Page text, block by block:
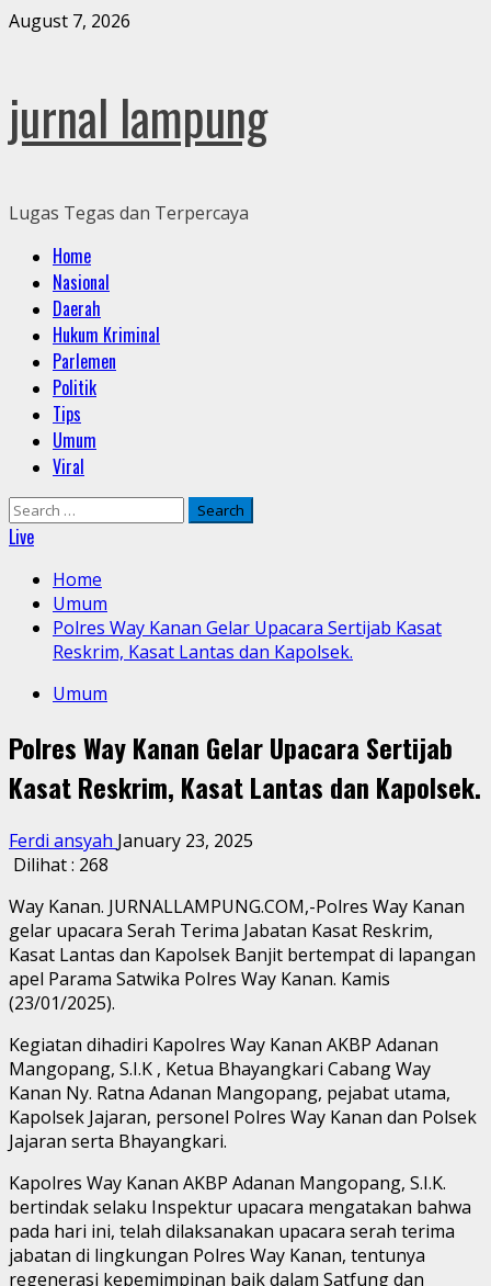
Skip
August 7, 2026
jurnal lampung
Lugas Tegas dan Terpercaya
Primary
Menu
Home
Nasional
Daerah
Hukum Kriminal
Parlemen
Politik
Tips
Umum
Viral
Search
for:
Live
Home
Umum
Polres Way Kanan Gelar Upacara Sertijab Kasat
Reskrim, Kasat Lantas dan Kapolsek.
Umum
Polres Way Kanan Gelar Upacara Sertijab
Kasat Reskrim, Kasat Lantas dan Kapolsek.
Ferdi ansyah January 23, 2025
Dilihat : 268
Way Kanan. JURNALLAMPUNG.COM,-Polres Way Kanan
gelar upacara Serah Terima Jabatan Kasat Reskrim,
Kasat Lantas dan Kapolsek Banjit bertempat di lapangan
apel Parama Satwika Polres Way Kanan. Kamis
(23/01/2025).
Kegiatan dihadiri Kapolres Way Kanan AKBP Adanan
Mangopang, S.I.K , Ketua Bhayangkari Cabang Way
Kanan Ny. Ratna Adanan Mangopang, pejabat utama,
Kapolsek Jajaran, personel Polres Way Kanan dan Polsek
Jajaran serta Bhayangkari.
Kapolres Way Kanan AKBP Adanan Mangopang, S.I.K.
bertindak selaku Inspektur upacara mengatakan bahwa
pada hari ini, telah dilaksanakan upacara serah terima
jabatan di lingkungan Polres Way Kanan, tentunya
regenerasi kepemimpinan baik dalam Satfung dan